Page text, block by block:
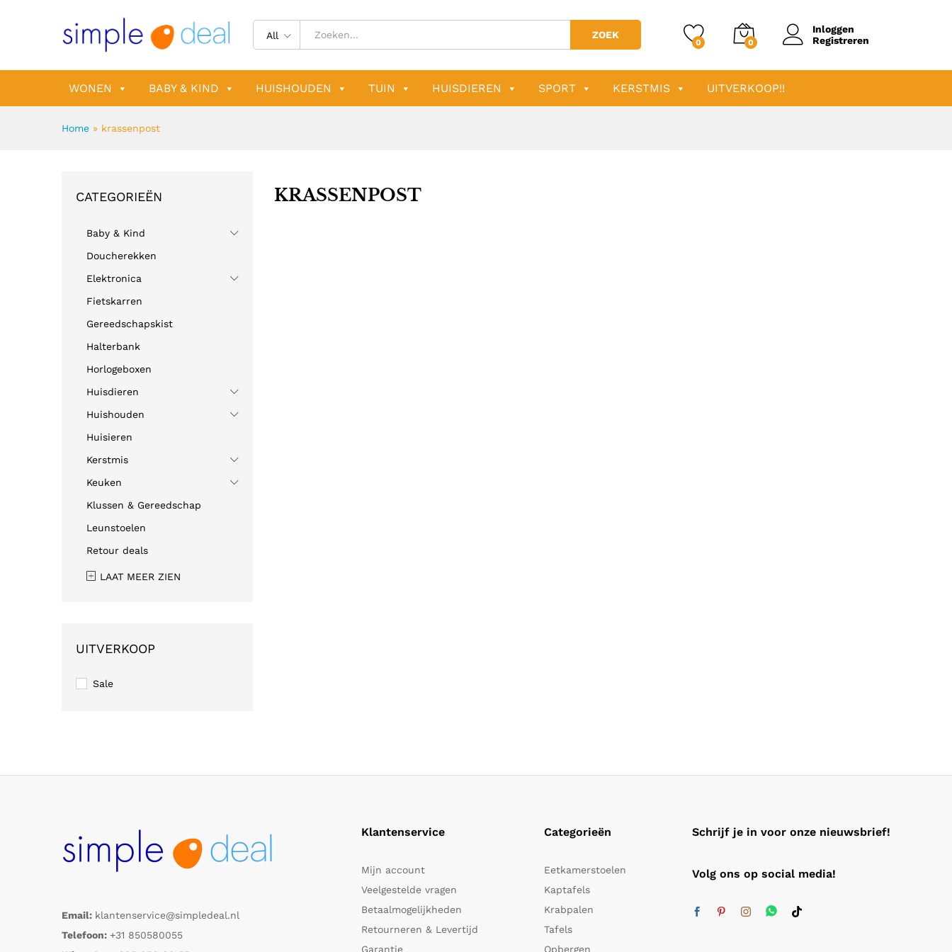
All ZOEK
0 0
Inloggen
Registreren
WONEN BABY & KIND HUISHOUDEN TUIN HUISDIEREN SPORT KERSTMIS UITVERKOOP!!
Home » krassenpost
KRASSENPOST
CATEGORIEËN
Baby & Kind
Doucherekken
Elektronica
Fietskarren
Gereedschapskist
Halterbank
Horlogeboxen
Huisdieren
Huishouden
Huisieren
Kerstmis
Keuken
Klussen & Gereedschap
Leunstoelen
Retour deals
LAAT MEER ZIEN
UITVERKOOP
Sale
Email: klantenservice@simpledeal.nl
Telefoon: +31 850580055
Klantenservice
Mijn account
Veelgestelde vragen
Betaalmogelijkheden
Retourneren & Levertijd
Garantie
Categorieën
Eetkamerstoelen
Kaptafels
Krabpalen
Tafels
Opbergen
Schrijf je in voor onze nieuwsbrief!
Volg ons op social media!